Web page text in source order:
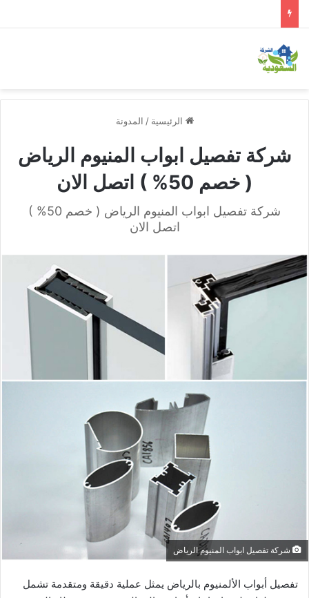
الرئيسية / المدونة
شركة تفصيل ابواب المنيوم الرياض
( خصم 50% ) اتصل الان
شركة تفصيل ابواب المنيوم الرياض ( خصم 50% )
اتصل الان
شركة تفصيل ابواب المنيوم الرياض
تفصيل أبواب الألمنيوم بالرياض يمثل عملية دقيقة ومتقدمة تشمل